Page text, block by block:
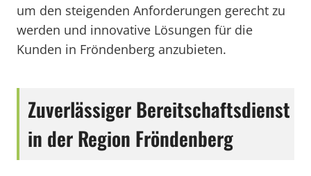
um den steigenden Anforderungen gerecht zu
werden und innovative Lösungen für die
Kunden in Fröndenberg anzubieten.
Zuverlässiger Bereitschaftsdienst
in der Region Fröndenberg